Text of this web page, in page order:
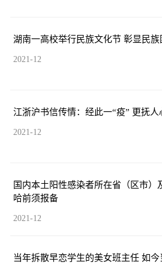
湖南一高校举行民族文化节 彰显民族
2021-12
江浙沪书信传情：经此一“疫” 更抚人
2021-12
国内本土阳性感染者所在省（区市）
哈前须报备
2021-12
当年拆散早恋学生的美女班主任 如